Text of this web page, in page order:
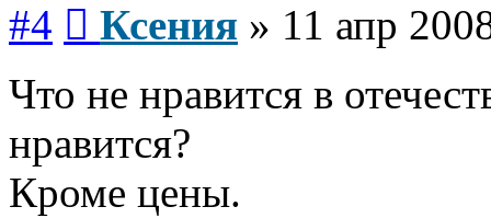
#4 Ксения » 11 апр
Что не нравится в
нравится?
Кроме цены.